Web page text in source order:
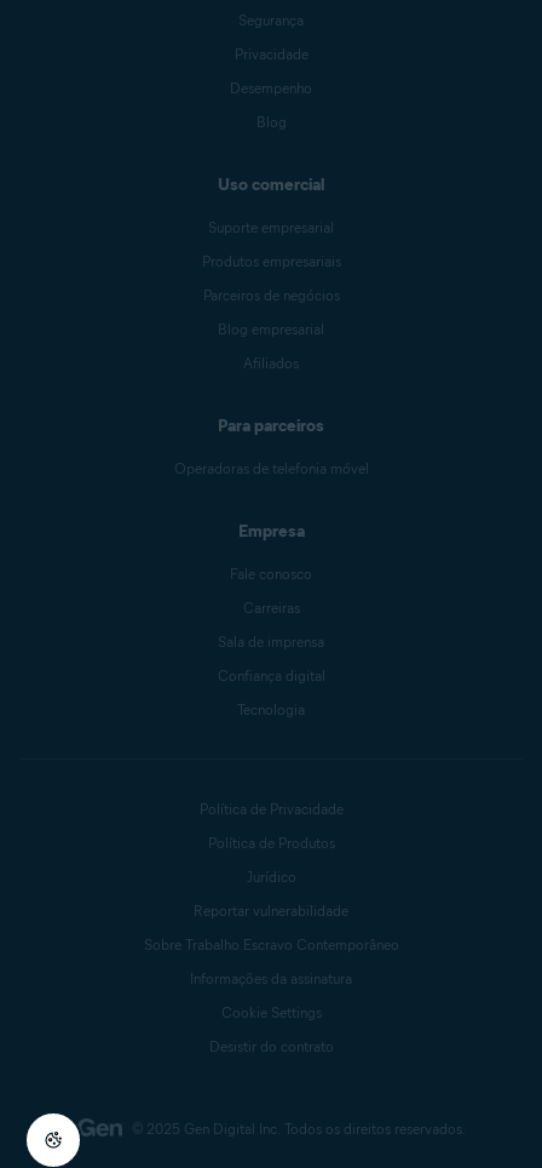
Segurança
Privacidade
Desempenho
Blog
Uso comercial
Suporte empresarial
Produtos empresariais
Parceiros de negócios
Blog empresarial
Afiliados
Para parceiros
Operadoras de telefonia móvel
Empresa
Fale conosco
Carreiras
Sala de imprensa
Confiança digital
Tecnologia
© 2025 Gen Digital Inc. Todos os direitos reservados.
Política de Privacidade
Política de Produtos
Jurídico
Reportar vulnerabilidade
Sobre Trabalho Escravo Contemporâneo
Informações da assinatura
Cookie Settings
Desistir do contrato